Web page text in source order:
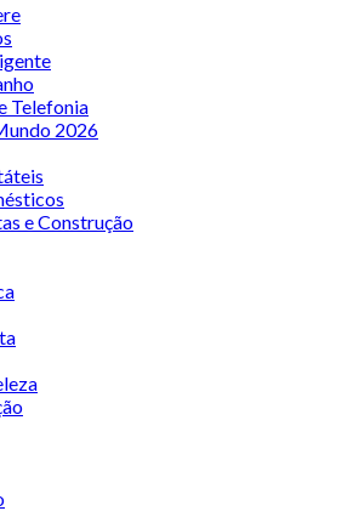
Telefonia
2026
e Construção